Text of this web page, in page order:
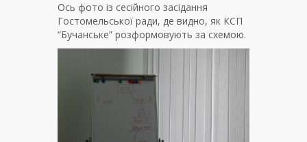
Ось фото із сесійного засідання
Гостомельської ради, де видно, як КСП
“Бучанське” розформовують за схемою.